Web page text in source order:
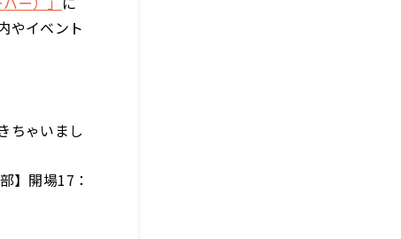
やイベント
ちゃいまし
開場17：